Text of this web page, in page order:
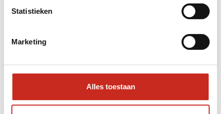
Statistieken
Marketing
Alles toestaan